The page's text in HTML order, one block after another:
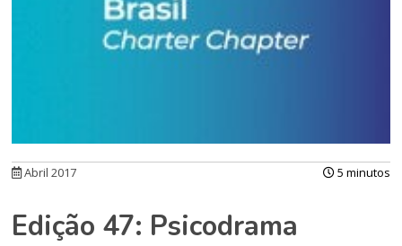
Abril 2017 5 minutos
Edição 47: Psicodrama